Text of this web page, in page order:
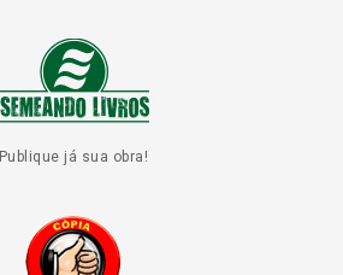
Publique já sua obra!